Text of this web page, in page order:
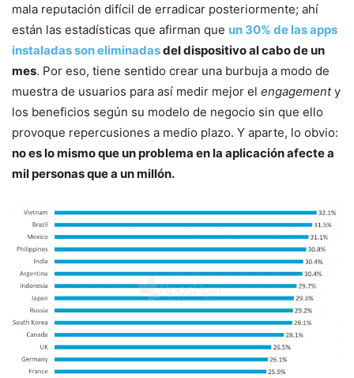
mala reputación difícil de erradicar posteriormente; ahí
están las estadísticas que afirman que un 30% de las apps
instaladas son eliminadasdel dispositivo al cabo de un
mes. Por eso, tiene sentido crear una burbuja a modo de
muestra de usuarios para así medir mejor el engagementy
los beneficios según su modelo de negocio sin que ello
provoque repercusiones a medio plazo. Y aparte, lo obvio:
no es lo mismo que un problema en la aplicación afecte a
mil personas que a un millón.